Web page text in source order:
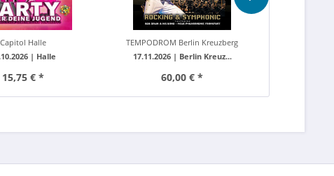
Capitol Halle
| Halle
15,75 € *
TEMPODROM Berlin Kreuzberg
17.11.2026 | Berlin Kreuz...
60,00 € *